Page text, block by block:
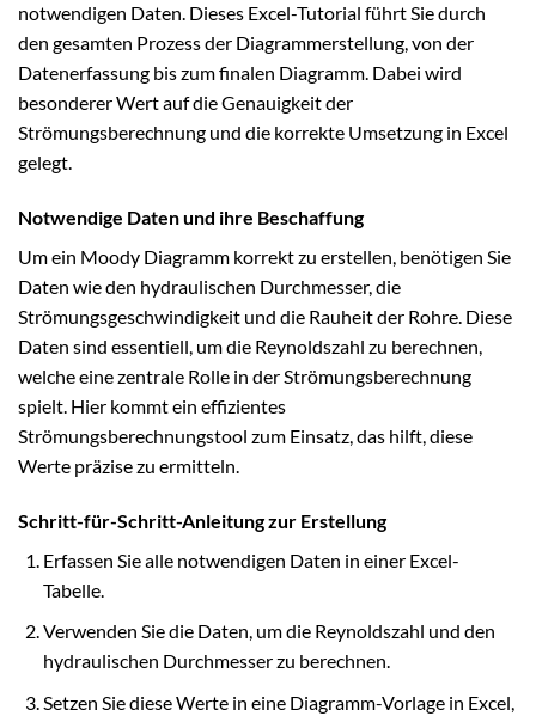
notwendigen Daten. Dieses Excel-Tutorial führt Sie durch
den gesamten Prozess der Diagrammerstellung, von der
Datenerfassung bis zum finalen Diagramm. Dabei wird
besonderer Wert auf die Genauigkeit der
Strömungsberechnung und die korrekte Umsetzung in Excel
gelegt.
Notwendige Daten und ihre Beschaffung
Um ein Moody Diagramm korrekt zu erstellen, benötigen Sie
Daten wie den hydraulischen Durchmesser, die
Strömungsgeschwindigkeit und die Rauheit der Rohre. Diese
Daten sind essentiell, um die Reynoldszahl zu berechnen,
welche eine zentrale Rolle in der Strömungsberechnung
spielt. Hier kommt ein effizientes
Strömungsberechnungstool zum Einsatz, das hilft, diese
Werte präzise zu ermitteln.
Schritt-für-Schritt-Anleitung zur Erstellung
Erfassen Sie alle notwendigen Daten in einer Excel-
Tabelle.
Verwenden Sie die Daten, um die Reynoldszahl und den
hydraulischen Durchmesser zu berechnen.
Setzen Sie diese Werte in eine Diagramm-Vorlage in Excel,